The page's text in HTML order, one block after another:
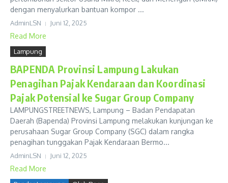
dengan menyalurkan bantuan kompor ...
AdminLSN Juni 12, 2025
Read More
Lampung
BAPENDA Provinsi Lampung Lakukan
Penagihan Pajak Kendaraan dan Koordinasi
Pajak Potensial ke Sugar Group Company
LAMPUNGSTREETNEWS, Lampung – Badan Pendapatan
Daerah (Bapenda) Provinsi Lampung melakukan kunjungan ke
perusahaan Sugar Group Company (SGC) dalam rangka
penagihan tunggakan Pajak Kendaraan Bermo...
AdminLSN Juni 12, 2025
Read More